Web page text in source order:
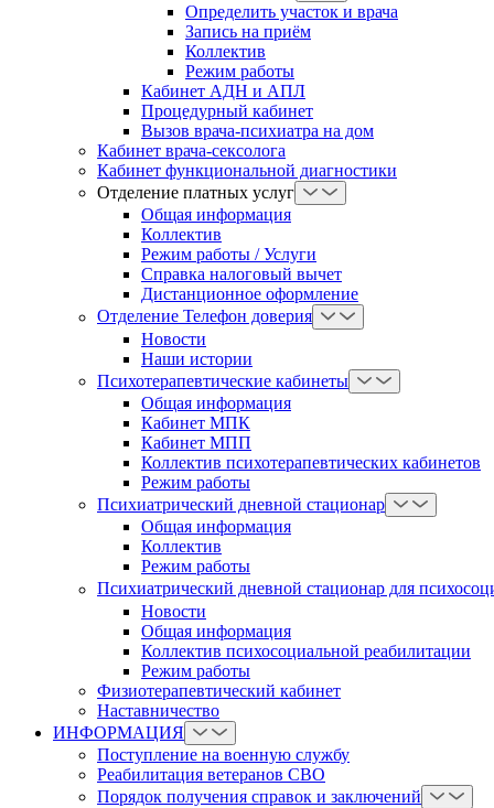
Определить участок и врача
Запись на приём
Коллектив
Режим работы
Кабинет АДН и АПЛ
Процедурный кабинет
Вызов врача-психиатра на дом
Кабинет врача-сексолога
Кабинет функциональной диагностики
Отделение платных услуг
Общая информация
Коллектив
Режим работы / Услуги
Справка налоговый вычет
Дистанционное оформление
Отделение Телефон доверия
Новости
Наши истории
Психотерапевтические кабинеты
Общая информация
Кабинет МПК
Кабинет МПП
Коллектив психотерапевтических кабинетов
Режим работы
Психиатрический дневной стационар
Общая информация
Коллектив
Режим работы
Психиатрический дневной стационар для
Новости
Общая информация
Коллектив психосоциальной реабилитации
Режим работы
Физиотерапевтический кабинет
Наставничество
ИНФОРМАЦИЯ
Поступление на военную службу
Реабилитация ветеранов СВО
Порядок получения справок и заключений